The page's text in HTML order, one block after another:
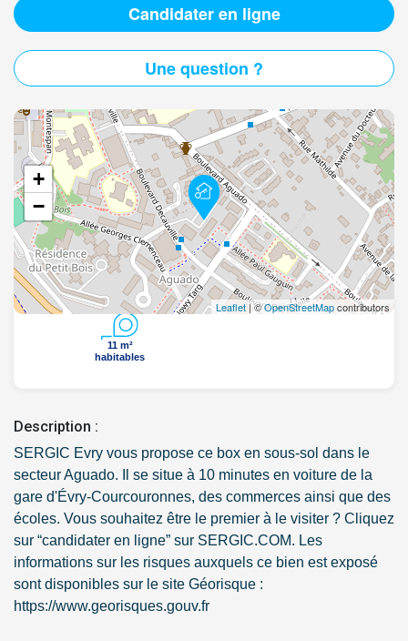
Candidater en ligne
Une question ?
+
−
Leaflet| ©OpenStreetMapcontributors
11 m²
habitables
Description :
SERGIC Evry vous propose ce box en sous-sol dans le
secteur Aguado. Il se situe à 10 minutes en voiture de la
gare d'Évry-Courcouronnes, des commerces ainsi que des
écoles. Vous souhaitez être le premier à le visiter ? Cliquez
sur “candidater en ligne” sur SERGIC.COM. Les
informations sur les risques auxquels ce bien est exposé
sont disponibles sur le site Géorisque :
https://www.georisques.gouv.fr